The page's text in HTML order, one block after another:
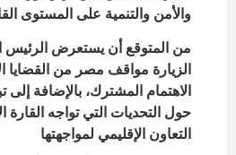
والأمن والتنمية على المستوى
من المتوقع أن يستعرض
الزيارة مواقف مصر من القضايا
الاهتمام المشترك، بالإضافة إلى
حول التحديات التي تواجه القارة
التعاون الإقليمي لمواجهتها